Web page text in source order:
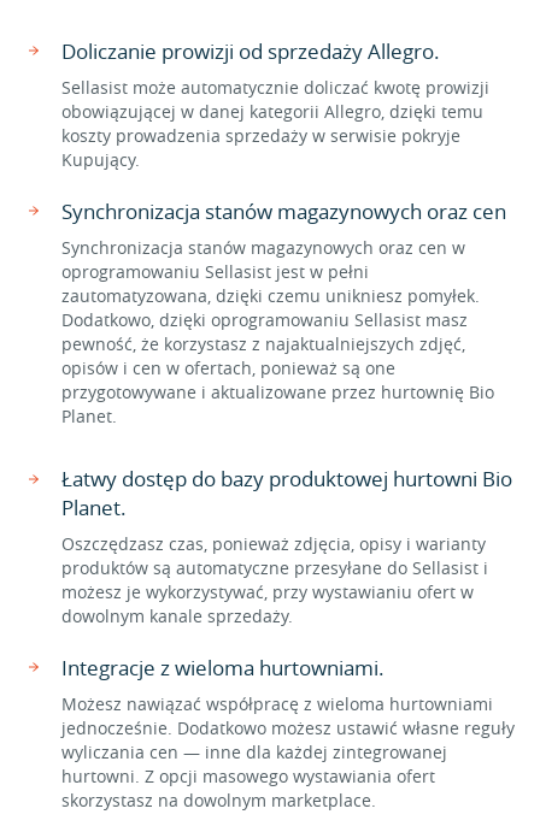
Doliczanie prowizji od sprzedaży Allegro.
Sellasist może automatycznie doliczać kwotę prowizji
obowiązującej w danej kategorii Allegro, dzięki temu
koszty prowadzenia sprzedaży w serwisie pokryje
Kupujący.
Synchronizacja stanów magazynowych oraz cen
Synchronizacja stanów magazynowych oraz cen w
oprogramowaniu Sellasist jest w pełni
zautomatyzowana, dzięki czemu unikniesz pomyłek.
Dodatkowo, dzięki oprogramowaniu Sellasist masz
pewność, że korzystasz z najaktualniejszych zdjęć,
opisów i cen w ofertach, ponieważ są one
przygotowywane i aktualizowane przez hurtownię Bio
Planet.
Łatwy dostęp do bazy produktowej hurtowni Bio
Planet.
Oszczędzasz czas, ponieważ zdjęcia, opisy i warianty
produktów są automatyczne przesyłane do Sellasist i
możesz je wykorzystywać, przy wystawianiu ofert w
dowolnym kanale sprzedaży.
Integracje z wieloma hurtowniami.
Możesz nawiązać współpracę z wieloma hurtowniami
jednocześnie. Dodatkowo możesz ustawić własne reguły
wyliczania cen — inne dla każdej zintegrowanej
hurtowni. Z opcji masowego wystawiania ofert
skorzystasz na dowolnym marketplace.